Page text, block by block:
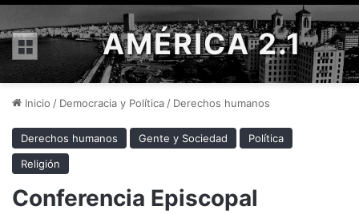
Menú AMÉRICA 2.1
Inicio / Democracia y Política / Derechos humanos
Derechos humanos Gente y Sociedad
Política
Religión
Conferencia Episcopal